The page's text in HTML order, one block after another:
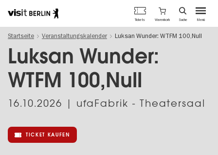
zum
Inhalt
Berlins
offizielles
Tourismusportal
Menü
Tickets Warenkorb Suche
Startseite Veranstaltungskalender Luksan Wunder: WTFM 100,Null
Luksan Wunder:
WTFM 100,Null
16.10.2026 | ufaFabrik - Theatersaal
TICKET KAUFEN